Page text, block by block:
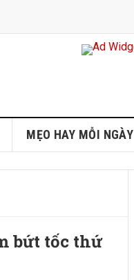
MẸO HAY MỖI NGÀY
bứt tốc thứ